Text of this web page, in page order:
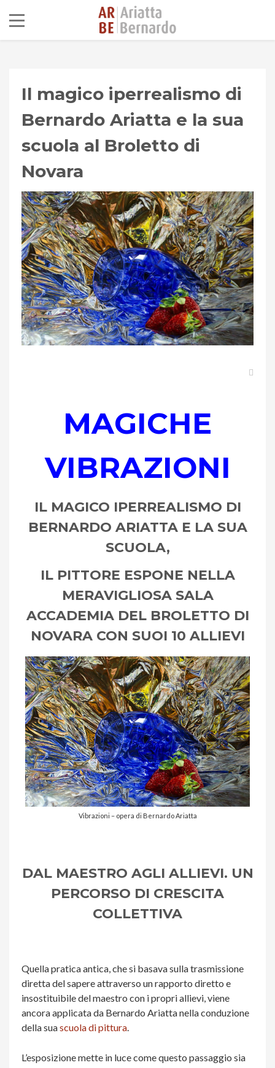
Il magico iperrealismo di
Bernardo Ariatta e la sua
scuola al Broletto di
Novara
MAGICHE
VIBRAZIONI
IL MAGICO IPERREALISMO DI
BERNARDO ARIATTA E LA SUA
SCUOLA,
IL PITTORE ESPONE NELLA
MERAVIGLIOSA SALA
ACCADEMIA DEL BROLETTO DI
NOVARA CON SUOI 10 ALLIEVI
Vibrazioni – opera di Bernardo Ariatta
DAL MAESTRO AGLI ALLIEVI. UN
PERCORSO DI CRESCITA
COLLETTIVA
Quella pratica antica, che si basava sulla trasmissione
diretta del sapere attraverso un rapporto diretto e
insostituibile del maestro con i propri allievi, viene
ancora applicata da Bernardo Ariatta nella conduzione
della suascuola di pittura
L’esposizione mette in luce come questo passaggio sia